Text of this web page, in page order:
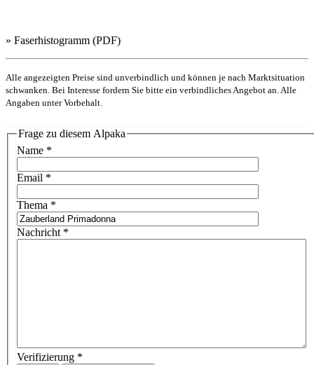
» Faserhistogramm (PDF)
Alle angezeigten Preise sind unverbindlich und können je nach Marktsituation
schwanken. Bei Interesse fordern Sie bitte ein verbindliches Angebot an. Alle
Angaben unter Vorbehalt.
Frage zu diesem Alpaka
Name *
Email *
Thema *
Nachricht *
Verifizierung *